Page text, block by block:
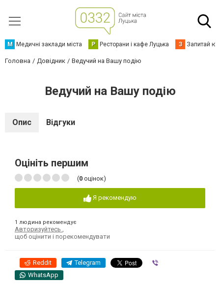
М Медичні заклади міста Р Ресторани і кафе Луцька З Запитай
Головна Довідник Ведучий на Вашу подію
Ведучий на Вашу подію
Опис Відгуки
Оцініть першим
(0 оцінок)
Я рекомендую
1 людина рекомендує
Авторизуйтесь
щоб оцінити і порекомендувати
Reddit Telegram
WhatsApp